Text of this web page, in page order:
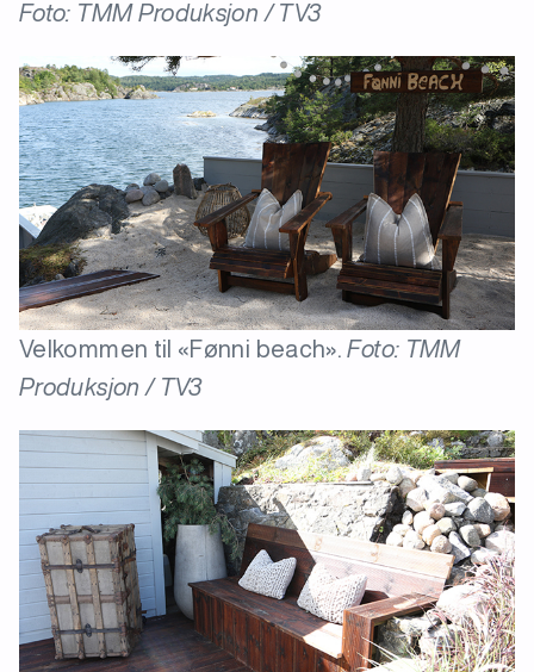
Foto: TMM Produksjon / TV3
Velkommen til «Fønni beach».Foto: TMM
Produksjon / TV3